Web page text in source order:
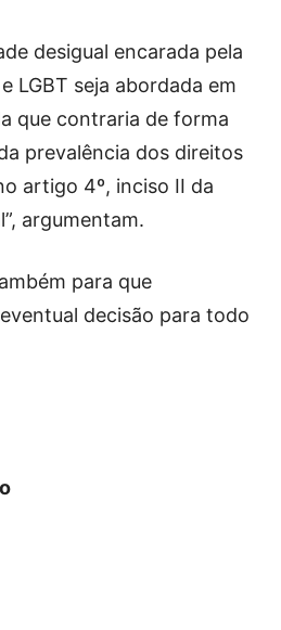
desigual encarada pela
LGBT seja abordada em
que contraria de forma
prevalência dos direitos
artigo 4º, inciso II da
argumentam.
para que
decisão para todo